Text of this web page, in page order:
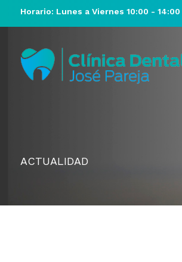
Horario: Lunes a Viernes 10:00 -
ACTUALIDAD